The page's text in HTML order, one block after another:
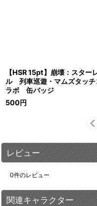
【HSR 15pt】崩壊：スター
ル 列車巡遊・マムズタッチ
ラボ 缶バッジ
500円
レビュー
0件のレビュー
関連キャラクター